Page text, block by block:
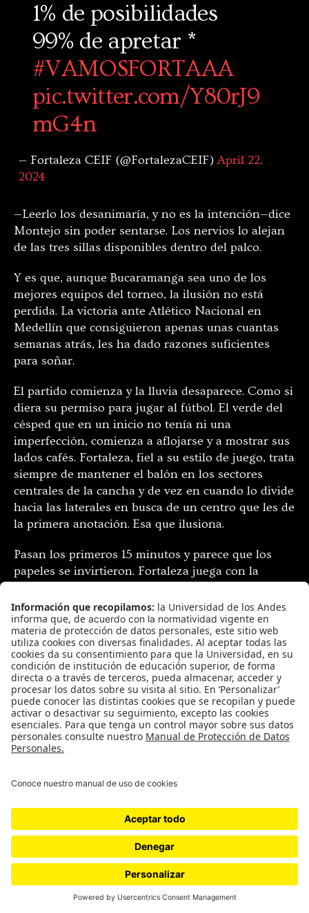
1% de posibilidades
99% de apretar *
#VAMOSFORTAAA
pic.twitter.com/Y80rJ9
mG4n
— Fortaleza CEIF (@FortalezaCEIF)April 22,
2024
—Leerlo los desanimaría, y no es la intención—dice
Montejo sin poder sentarse. Los nervios lo alejan
de las tres sillas disponibles dentro del palco.
Y es que, aunque Bucaramanga sea uno de los
mejores equipos del torneo, la ilusión no está
perdida. La victoria ante Atlético Nacional en
Medellín que consiguieron apenas unas cuantas
semanas atrás, les ha dado razones suficientes
para soñar.
El partido comienza y la lluvia desaparece. Como si
diera su permiso para jugar al fútbol. El verde del
césped que en un inicio no tenía ni una
imperfección, comienza a aflojarse y a mostrar sus
lados cafés. Fortaleza, fiel a su estilo de juego, trata
siempre de mantener el balón en los sectores
centrales de la cancha y de vez en cuando lo divide
hacia las laterales en busca de un centro que les de
la primera anotación. Esa que ilusiona.
Pasan los primeros 15 minutos y parece que los
papeles se invirtieron. Fortaleza juega con la
en la máxima categoría. Da la impresión de que
solamente es cuestión de tiempo para que caiga el
primero. Montejo, aún de pie, continúa dando
instrucciones a Jenny. Le pide que le envíe los
textos ya preparados y listos para publicar. Divide
su mirada entre su celular y el campo de juego.
Justo antes de que el primer tiempo termine,
gracias a una jugada que comenzó con el balón
detenido, Atlético Bucaramanga desvistió a la
anota el primer gol del encuentro. Las tribunas
45 minutos. En el palco de prensa lo único que se
escucha son los ecos de esos gritos y las gotas de
agua que caen sobre los vasos de plástico que
están sobre la mesa.
Empieza el segundo tiempo y, a pesar de que